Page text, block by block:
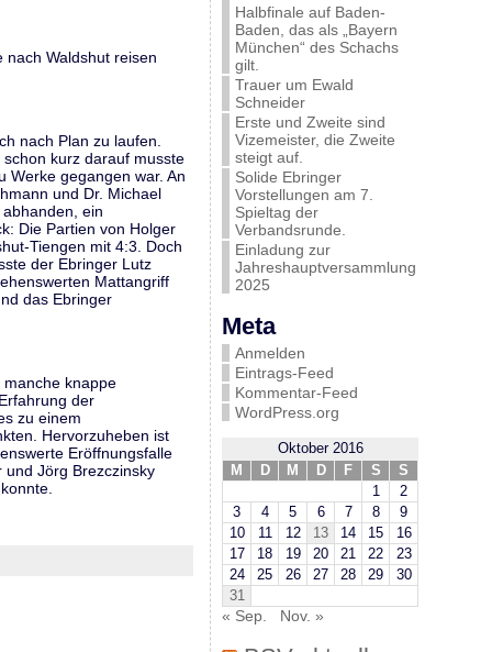
Waldshut reisen
nach Plan zu laufen.
kurz darauf musste
Werke gegangen war. An
und Dr. Michael
ein
Die Partien von Holger
Tiengen mit 4:3. Doch
der Ebringer Lutz
Mattangriff
das Ebringer
knappe
der
zu einem
Hervorzuheben ist
Eröffnungsfalle
und Jörg Brezczinsky
Halbfinale auf Baden-
Baden, das als „Bayern
München“ des Schachs
gilt.
Trauer um Ewald
Schneider
Erste und Zweite sind
Vizemeister, die Zweite
steigt auf.
Solide Ebringer
Vorstellungen am 7.
Spieltag der
Verbandsrunde.
Einladung zur
Jahreshauptversammlung
2025
Meta
Anmelden
Eintrags-Feed
Kommentar-Feed
WordPress.org
Oktober 2016
M
D M D F S
S
1
2
3
4 5 6 7 8
9
10
11 12 13 14 15
16
17
18 19 20 21 22
23
24
25 26 27 28 29
30
31
« Sep. Nov. »